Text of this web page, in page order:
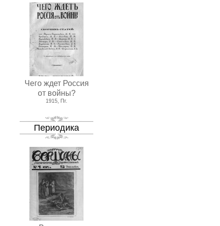
Чего ждет Россия
от войны?
1915, Пг.
Периодика